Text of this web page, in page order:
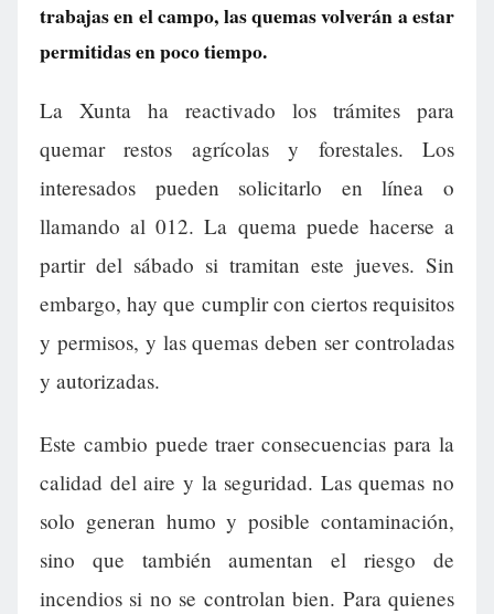
trabajas en el campo, las quemas volverán a estar
permitidas en poco tiempo.
La Xunta ha reactivado los trámites para
quemar restos agrícolas y forestales. Los
interesados pueden solicitarlo en línea o
llamando al 012. La quema puede hacerse a
partir del sábado si tramitan este jueves. Sin
embargo, hay que cumplir con ciertos requisitos
y permisos, y las quemas deben ser controladas
y autorizadas.
Este cambio puede traer consecuencias para la
calidad del aire y la seguridad. Las quemas no
solo generan humo y posible contaminación,
sino que también aumentan el riesgo de
incendios si no se controlan bien. Para quienes